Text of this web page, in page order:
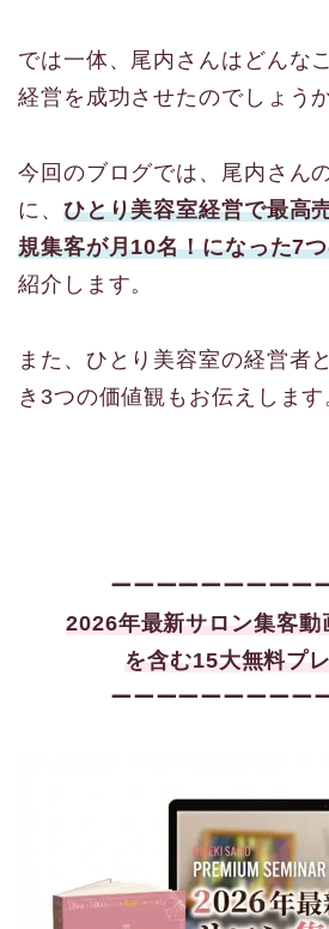
では一体、尾内さんはどんな
経営を成功させたのでしょう
今回のブログでは、尾内さん
に、 ひとり美容室経営で最高
規集客が月10名！になった7
紹介します。
また、ひとり美容室の経営者
き3つの価値観もお伝えします
ーーーーーーーーー
2026年最新サロン集客動
を含む15大無料プ
ーーーーーーーーー